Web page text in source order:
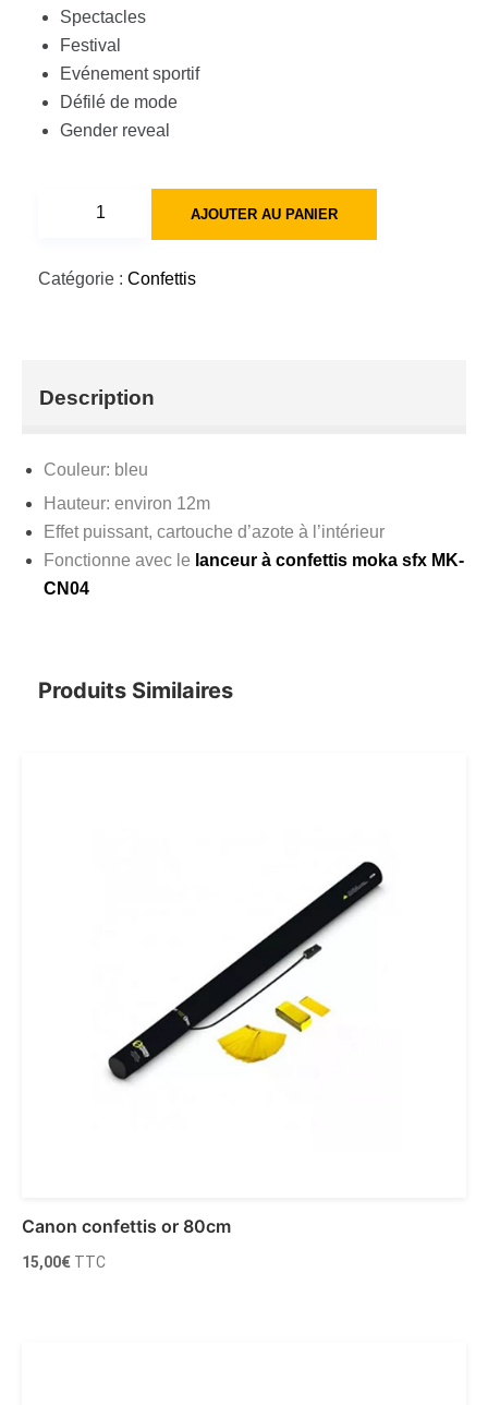
Spectacles
Festival
Evénement sportif
Défilé de mode
Gender reveal
confettis
AJOUTER AU PANIER
Catégorie : Confettis
Description
Couleur: bleu
Hauteur: environ 12m
Effet puissant, cartouche d’azote à l’intérieur
Fonctionne avec le lanceur à confettis moka sfx MK-
CN04
Produits Similaires
Canon confettis or 80cm
15,00€ TTC